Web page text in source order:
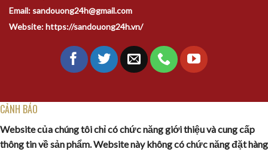
Email: sandouong24h@gmail.com
Website: https://sandouong24h.vn/
CẢNH BÁO
Website của chúng tôi chỉ có chức năng giới thiệu và cung cấp
thông tin về sản phẩm. Website này không có chức năng đặt hàng